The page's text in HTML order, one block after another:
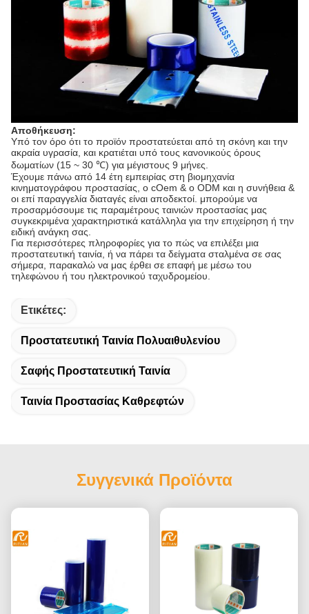
Αποθήκευση:
Υπό τον όρο ότι το προϊόν προστατεύεται από τη σκόνη και την
ακραία υγρασία, και κρατιέται υπό τους κανονικούς όρους
δωματίων (15 ~ 30 ℃) για μέγιστους 9 μήνες.
Έχουμε πάνω από 14 έτη εμπειρίας στη βιομηχανία
κινηματογράφου προστασίας, ο cOem & ο ODM και η συνήθεια &
οι επί παραγγελία διαταγές είναι αποδεκτοί. μπορούμε να
προσαρμόσουμε τις παραμέτρους ταινιών προστασίας μας
συγκεκριμένα χαρακτηριστικά κατάλληλα για την επιχείρηση ή την
ειδική ανάγκη σας.
Για περισσότερες πληροφορίες για το πώς να επιλέξει μια
προστατευτική ταινία, ή να πάρει τα δείγματα σταλμένα σε σας
σήμερα, παρακαλώ να μας έρθει σε επαφή με μέσω του
τηλεφώνου ή του ηλεκτρονικού ταχυδρομείου.
Ετικέτες:
Προστατευτική Ταινία Πολυαιθυλενίου
Σαφής Προστατευτική Ταινία
Ταινία Προστασίας Καθρεφτών
Συγγενικά Προϊόντα